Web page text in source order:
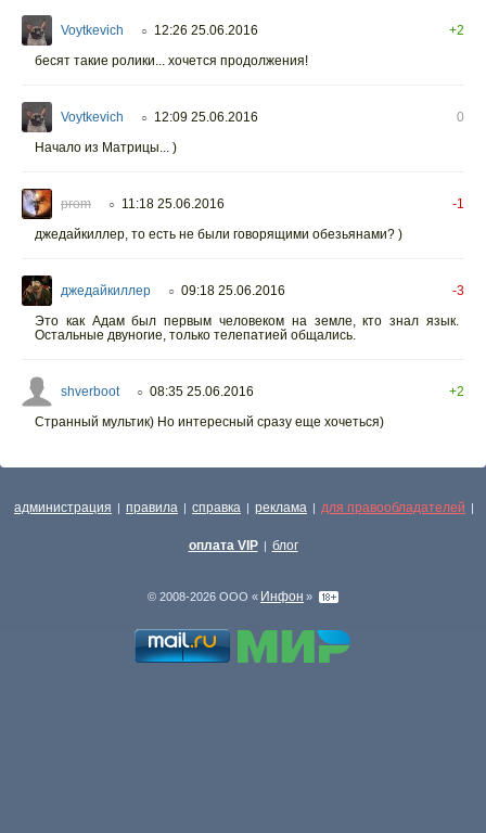
Voytkevich ○ 12:26 25.06.2016
+2
бесят такие ролики... хочется продолжения!
Voytkevich ○ 12:09 25.06.2016
0
Начало из Матрицы... )
prom ○ 11:18 25.06.2016
-1
джедайкиллер, то есть не были говорящими обезьянами? )
джедайкиллер ○ 09:18 25.06.2016
-3
Это как Адам был первым человеком на земле, кто знал язык.
Остальные двуногие, только телепатией общались.
shverboot ○ 08:35 25.06.2016
+2
Странный мультик) Но интересный сразу еще хочеться)
администрация | правила | справка | реклама | для правообладателей |
оплата VIP | блог
© 2008-2026 ООО « Инфон »